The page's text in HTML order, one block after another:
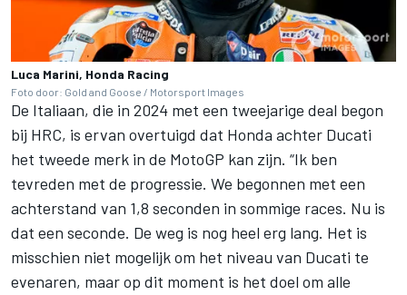
Luca Marini, Honda Racing
Foto door: Gold and Goose / Motorsport Images
De Italiaan, die in 2024 met een tweejarige deal begon
bij HRC, is ervan overtuigd dat Honda achter Ducati
het tweede merk in de MotoGP kan zijn. “Ik ben
tevreden met de progressie. We begonnen met een
achterstand van 1,8 seconden in sommige races. Nu is
dat een seconde. De weg is nog heel erg lang. Het is
misschien niet mogelijk om het niveau van Ducati te
evenaren, maar op dit moment is het doel om alle